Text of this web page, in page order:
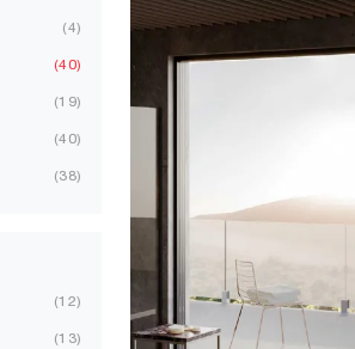
4
40
19
40
38
12
13